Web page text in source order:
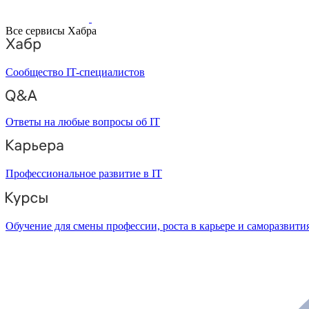
Все сервисы Хабра
Сообщество IT-специалистов
Ответы на любые вопросы об IT
Профессиональное развитие в IT
Обучение для смены профессии, роста в карьере и